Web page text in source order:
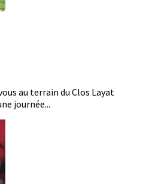
au terrain du Clos Layat
journée...